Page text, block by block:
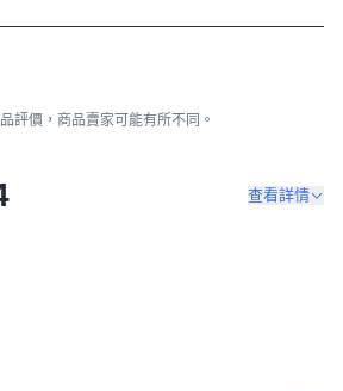
評價，商品賣家可能有所不同。
查看詳情